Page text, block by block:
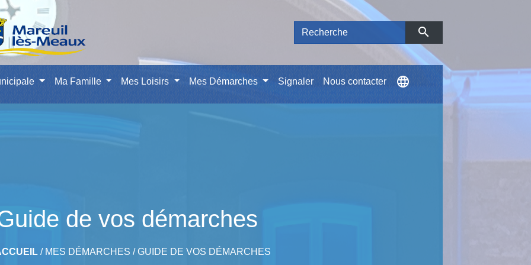
search
Ma Famille Mes Loisirs Mes Démarches Signaler Nous contacter language
de vos démarches
/ MES DÉMARCHES /GUIDE DE VOS DÉMARCHES